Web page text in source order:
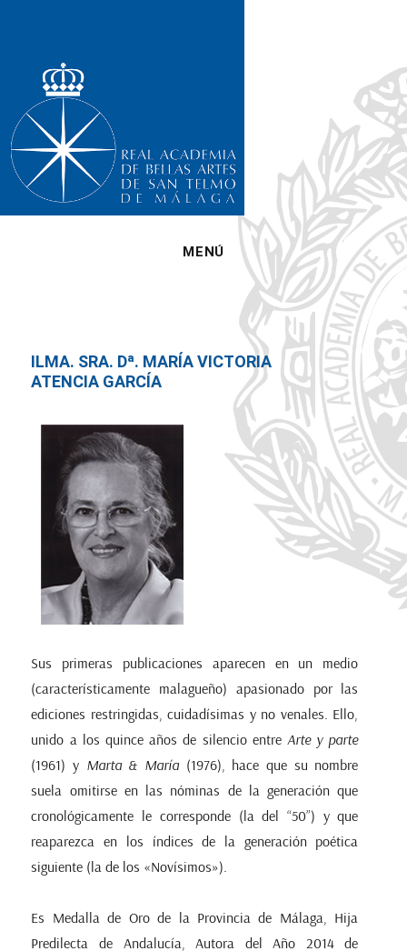
MENÚ
ILMA. SRA. Dª. MARÍA VICTORIA
ATENCIA GARCÍA
Sus primeras publicaciones aparecen en un medio
(característicamente malagueño) apasionado por las
ediciones restringidas, cuidadísimas y no venales. Ello,
unido a los quince años de silencio entre Arte y parte
(1961) y Marta & María (1976), hace que su nombre
suela omitirse en las nóminas de la generación que
cronológicamente le corresponde (la del “50”) y que
reaparezca en los índices de la generación poética
siguiente (la de los «Novísimos»).
Es Medalla de Oro de la Provincia de Málaga, Hija
Predilecta de Andalucía, Autora del Año 2014 de